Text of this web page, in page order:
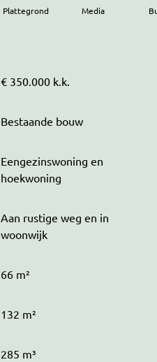
Plattegrond Media
€ 350.000 k.k.
Bestaande bouw
Eengezinswoning en
hoekwoning
Aan rustige weg en in
woonwijk
66 m²
132 m²
285 m³